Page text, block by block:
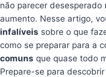
não parecer desesperado
aumento. Nesse artigo,
infalíveis sobre o que
como se preparar para a
comuns que quase todo
Prepare-se para